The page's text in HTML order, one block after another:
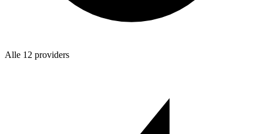
Alle 12 providers